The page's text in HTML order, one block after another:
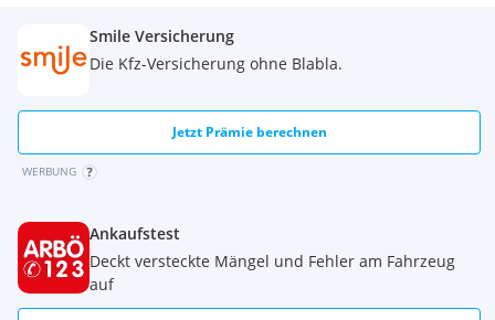
Smile Versicherung
Die Kfz-Versicherung ohne Blabla.
Jetzt Prämie berechnen
WERBUNG
Ankaufstest
Deckt versteckte Mängel und Fehler am Fahrzeug
auf